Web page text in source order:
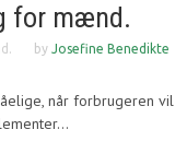
for mænd.
by Josefine Benedikte
når forbrugeren vil